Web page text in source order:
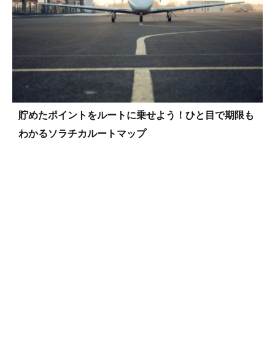
貯めたポイントをルートに乗せよう！ひと目で期限も
わかるソラチカルートマップ